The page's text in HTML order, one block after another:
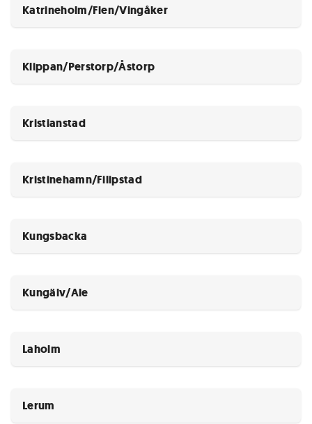
Katrineholm/Flen/Vingåker
Klippan/Perstorp/Åstorp
Kristianstad
Kristinehamn/Filipstad
Kungsbacka
Kungälv/Ale
Laholm
Lerum